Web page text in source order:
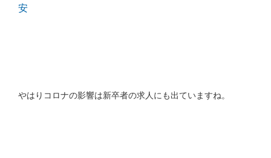
安
やはりコロナの影響は新卒者の求人にも出ていますね。